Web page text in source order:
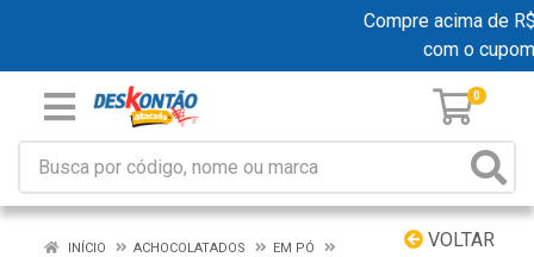
Compre acima de
com o cupom
0
VOLTAR
INÍCIO ACHOCOLATADOS
EM PÓ